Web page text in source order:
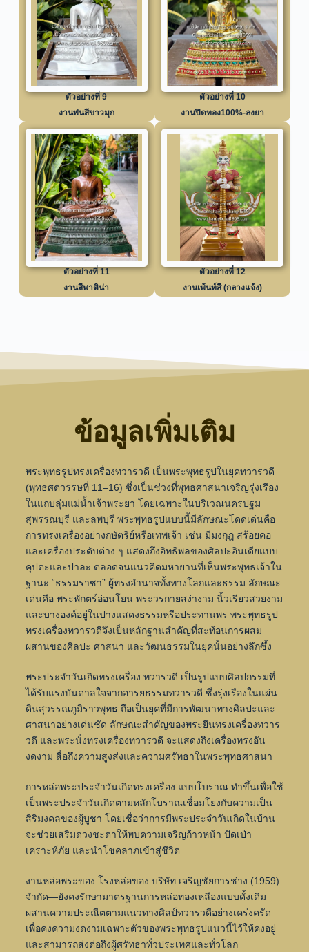
ตัวอย่างที่ 9
งานพ่นสีขาวมุก
ตัวอย่างที่ 10
งานปิดทอง100%-ลงยา
ตัวอย่างที่ 11
งานสีพาติน่า
ตัวอย่างที่ 12
งานเพ้นท์สี (กลางแจ้ง)
ข้อมูลเพิ่มเติม
พระพุทธรูปทรงเครื่องทวารวดี เป็นพระพุทธรูปในยุคทวารวดี
(พุทธศตวรรษที่ 11–16) ซึ่งเป็นช่วงที่พุทธศาสนาเจริญรุ่งเรือง
ในแถบลุ่มแม่น้ำเจ้าพระยา โดยเฉพาะในบริเวณนครปฐม
สุพรรณบุรี และลพบุรี พระพุทธรูปแบบนี้มีลักษณะโดดเด่นคือ
การทรงเครื่องอย่างกษัตริย์หรือเทพเจ้า เช่น มีมงกุฎ สร้อยคอ
และเครื่องประดับต่าง ๆ แสดงถึงอิทธิพลของศิลปะอินเดียแบบ
คุปตะและปาละ ตลอดจนแนวคิดมหายานที่เห็นพระพุทธเจ้าใน
ฐานะ “ธรรมราชา” ผู้ทรงอำนาจทั้งทางโลกและธรรม ลักษณะ
เด่นคือ พระพักตร์อ่อนโยน พระวรกายสง่างาม นิ้วเรียวสวยงาม
และบางองค์อยู่ในปางแสดงธรรมหรือประทานพร พระพุทธรูป
ทรงเครื่องทวารวดีจึงเป็นหลักฐานสำคัญที่สะท้อนการผสม
ผสานของศิลปะ ศาสนา และวัฒนธรรมในยุคนั้นอย่างลึกซึ้ง
พระประจำวันเกิดทรงเครื่อง ทวารวดี เป็นรูปแบบศิลปกรรมที่
ได้รับแรงบันดาลใจจากอารยธรรมทวารวดี ซึ่งรุ่งเรืองในแผ่น
ดินสุวรรณภูมิราวพุทธ ถือเป็นยุคที่มีการพัฒนาทางศิลปะและ
ศาสนาอย่างเด่นชัด ลักษณะสำคัญของพระยืนทรงเครื่องทวาร
วดี และพระนั่งทรงเครื่องทวารวดี จะแสดงถึงเครื่องทรงอัน
งดงาม สื่อถึงความสูงส่งและความศรัทธาในพระพุทธศาสนา
การหล่อพระประจำวันเกิดทรงเครื่อง แบบโบราณ ทำขึ้นเพื่อใช้
เป็นพระประจำวันเกิดตามหลักโบราณเชื่อมโยงกับความเป็น
สิริมงคลของผู้บูชา โดยเชื่อว่าการมีพระประจำวันเกิดในบ้าน
จะช่วยเสริมดวงชะตาให้พบความเจริญก้าวหน้า ปัดเป่า
เคราะห์ภัย และนำโชคลาภเข้าสู่ชีวิต
งานหล่อพระของ โรงหล่อของ บริษัท เจริญชัยการช่าง (1959)
จำกัด—ยังคงรักษามาตรฐานการหล่อทองเหลืองแบบดั้งเดิม
ผสานความประณีตตามแนวทางศิลป์ทวารวดีอย่างเคร่งครัด
เพื่อคงความงดงามเฉพาะตัวของพระพุทธรูปแนวนี้ไว้ให้คงอยู่
และสามารถส่งต่อถึงผู้ศรัทธาทั่วประเทศและทั่วโลก